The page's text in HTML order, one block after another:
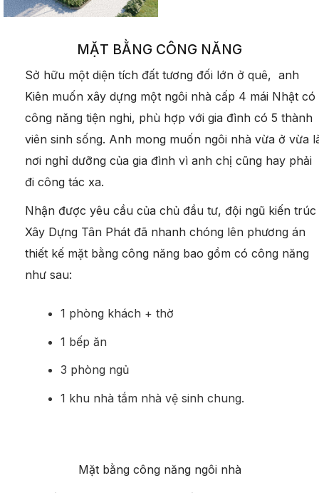
MẶT BẰNG CÔNG NĂNG
Sở hữu một diện tích đất tương đối lớn ở quê, anh
Kiên muốn xây dựng một ngôi nhà cấp 4 mái Nhật có
công năng tiện nghi, phù hợp với gia đình có 5 thành
viên sinh sống. Anh mong muốn ngôi nhà vừa ở vừa
nơi nghỉ dưỡng của gia đình vì anh chị cũng hay phải
đi công tác xa.
Nhận được yêu cầu của chủ đầu tư, đội ngũ kiến trúc
Xây Dựng Tân Phát đã nhanh chóng lên phương án
thiết kế mặt bằng công năng bao gồm có công năng
như sau:
1 phòng khách + thờ
1 bếp ăn
3 phòng ngủ
1 khu nhà tắm nhà vệ sinh chung.
Mặt bằng công năng ngôi nhà